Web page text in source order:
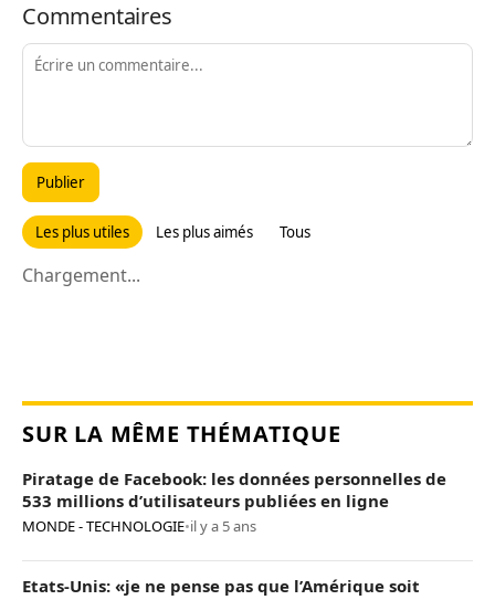
Commentaires
Publier
Les plus utiles Les plus aimés Tous
Chargement...
SUR LA MÊME THÉMATIQUE
Piratage de Facebook: les données personnelles de
533 millions d’utilisateurs publiées en ligne
MONDE - TECHNOLOGIE•il y a 5 ans
Etats-Unis: «je ne pense pas que l’Amérique soit